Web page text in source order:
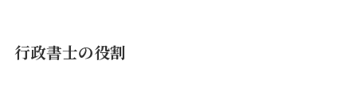
行政書士の役割